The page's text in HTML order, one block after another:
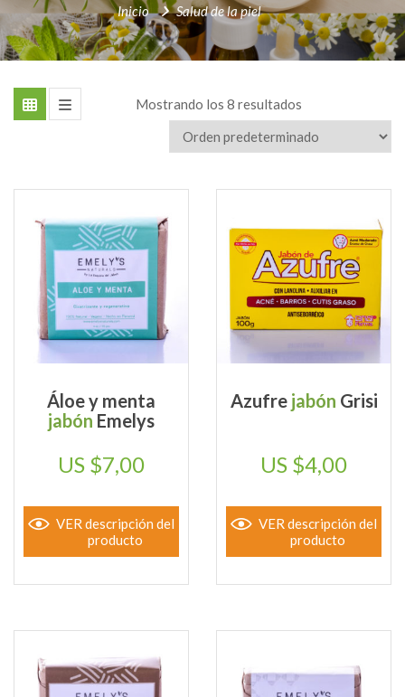
Inicio Salud de la piel
Mostrando los 8 resultados
Áloe y menta
jabón Emelys
$7,00
VER descripción del
producto
Azufre jabón Grisi
$4,00
VER descripción del
producto